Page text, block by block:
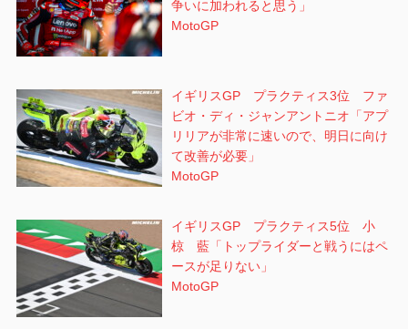
争いに加われると思う」
MotoGP
イギリスGP プラクティス3位 ファ
ビオ・ディ・ジャンアントニオ「アプ
リリアが非常に速いので、明日に向け
て改善が必要」
MotoGP
イギリスGP プラクティス5位 小
椋 藍「トップライダーと戦うにはペ
ースが足りない」
MotoGP